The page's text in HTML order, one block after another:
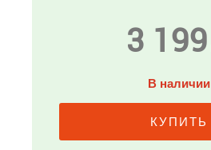
3 199
В наличии
КУПИТЬ